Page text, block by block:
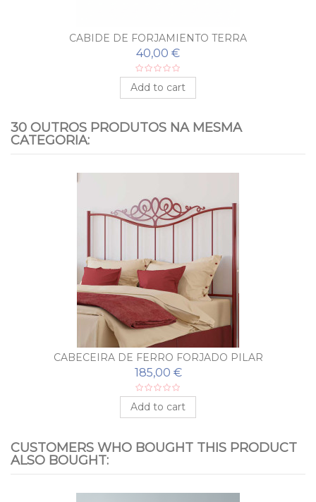
CABIDE DE FORJAMIENTO TERRA
40,00 €
Add to cart
30 OUTROS PRODUTOS NA MESMA
CATEGORIA:
CABECEIRA DE FERRO FORJADO PILAR
185,00 €
Add to cart
CUSTOMERS WHO BOUGHT THIS PRODUCT
ALSO BOUGHT: